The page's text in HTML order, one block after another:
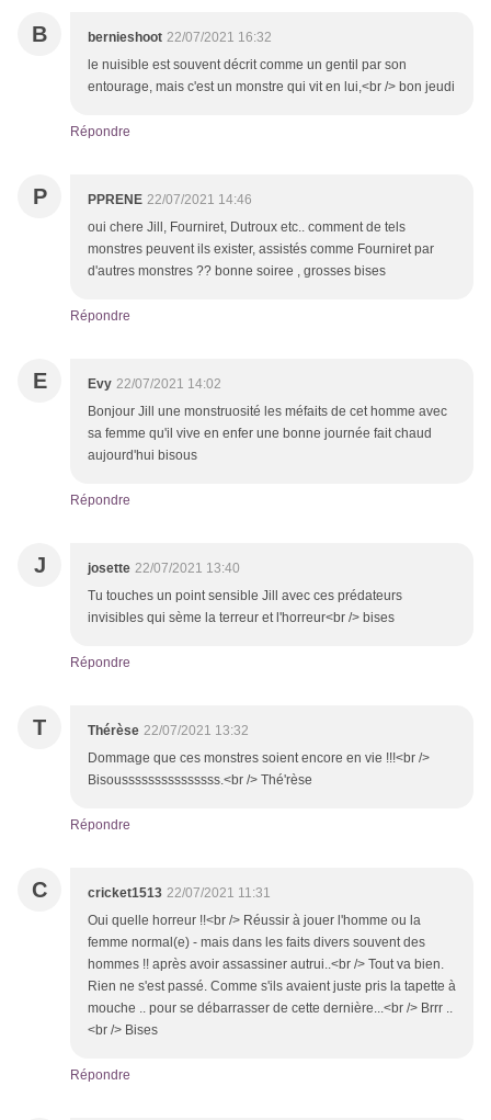
B bernieshoot 22/07/2021 16:32
le nuisible est souvent décrit comme un gentil par son
entourage, mais c'est un monstre qui vit en lui,<br /> bon jeudi
Répondre
P PPRENE 22/07/2021 14:46
oui chere Jill, Fourniret, Dutroux etc.. comment de tels
monstres peuvent ils exister, assistés comme Fourniret par
d'autres monstres ?? bonne soiree , grosses bises
Répondre
E Evy 22/07/2021 14:02
Bonjour Jill une monstruosité les méfaits de cet homme avec
sa femme qu'il vive en enfer une bonne journée fait chaud
aujourd'hui bisous
Répondre
J josette 22/07/2021 13:40
Tu touches un point sensible Jill avec ces prédateurs
invisibles qui sème la terreur et l'horreur<br /> bises
Répondre
T Thérèse 22/07/2021 13:32
Dommage que ces monstres soient encore en vie !!!<br />
Bisousssssssssssssss.<br /> Thé'rèse
Répondre
C cricket1513 22/07/2021 11:31
Oui quelle horreur !!<br /> Réussir à jouer l'homme ou la
femme normal(e) - mais dans les faits divers souvent des
hommes !! après avoir assassiner autrui..<br /> Tout va bien.
Rien ne s'est passé. Comme s'ils avaient juste pris la tapette à
mouche .. pour se débarrasser de cette dernière...<br /> Brrr ..
<br /> Bises
Répondre